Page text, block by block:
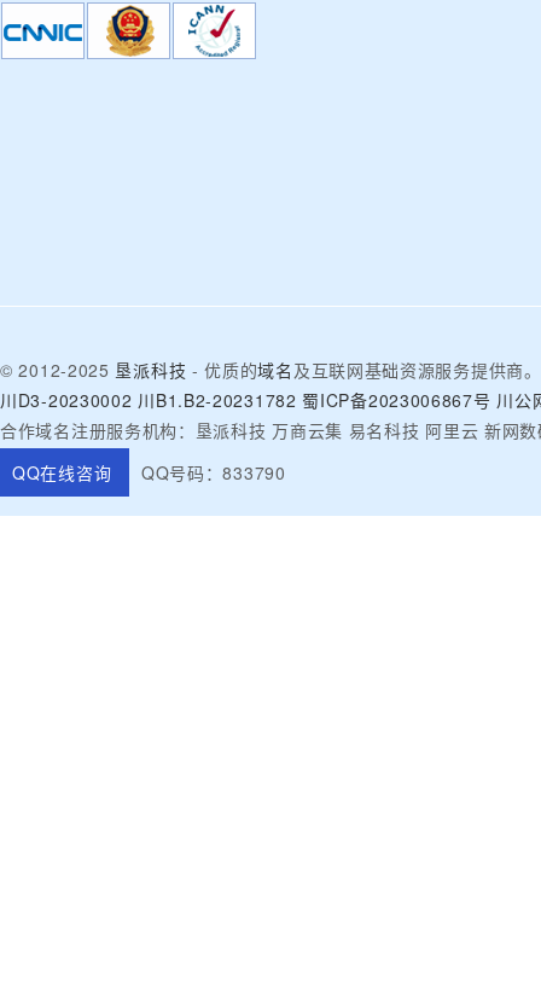
© 2012-2025 垦派科技 - 优质的域名 及互联网基础资源服务提供商。
川D3-20230002 川B1.B2-20231782 蜀ICP备2023006867号 川公
合作域名注册服务机构：垦派科技 万商云集 易名科技 阿里云 新网
QQ在线咨询
QQ号码：833790